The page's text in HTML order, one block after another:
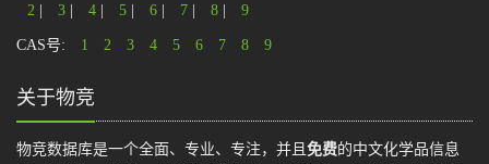
2
3 4 5 6 7 8 9
CAS号: 1 2 3 4 5 6 7 8 9
关于物竞
物竞数据库是一个全面、专业、专注，并且 免费的中文化学品信息